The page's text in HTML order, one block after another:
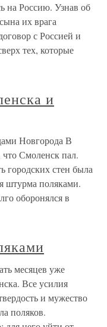
на Россию. Узнав об
их врага
с Россией и
тех, которые
и
Новгорода В
Смоленск пал.
городских стен была
штурма поляками.
оборонялся в
месяцев уже
Все усилия
и мужество
поляков.